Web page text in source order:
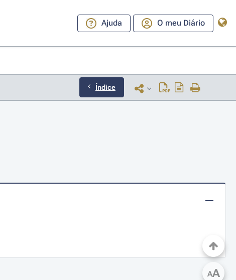
Ajuda O meu Diário
Índice
AA